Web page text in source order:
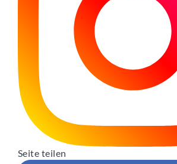
Seite teilen